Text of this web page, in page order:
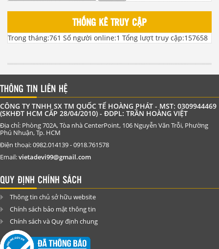
THỐNG KÊ TRUY CẬP
Trong tháng:761 Số người online:1 Tổng lượt truy cập:157658
THÔNG TIN LIÊN HỆ
CÔNG TY TNHH SX TM QUỐC TẾ HOÀNG PHÁT - MST: 0309944469
(SKHĐT HCM CẤP 28/04/2010) - ĐDPL: TRẦN HOÀNG VIỆT
Địa chỉ: Phòng 702A, Tòa nhà CenterPoint, 106 Nguyễn Văn Trỗi, Phường
Phú Nhuận, Tp. HCM
Điện thoại: 0982.014139 - 0918.761578
Email:vietadevi99@gmail.com
QUY ĐỊNH CHÍNH SÁCH
Thông tin chủ sở hữu website
Chính sách bảo mật thông tin
Chính sách và Quy định chung